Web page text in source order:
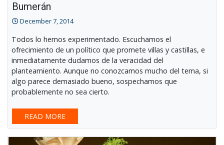
Bumerán
December 7, 2014
Todos lo hemos experimentado. Escuchamos el
ofrecimiento de un político que promete villas y castillas, e
inmediatamente dudamos de la veracidad del
planteamiento. Aunque no conozcamos mucho del tema, si
algo parece demasiado bueno, sospechamos que
probablemente no sea cierto.
READ MORE